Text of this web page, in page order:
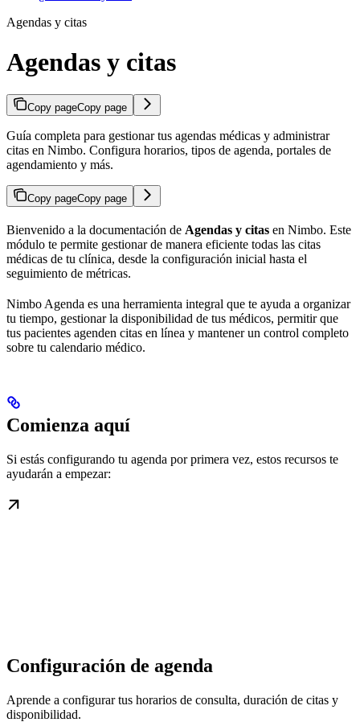
Agendas y citas
Agendas y citas
Copy pageCopy page
Guía completa para gestionar tus agendas médicas y administrar
citas en Nimbo. Configura horarios, tipos de agenda, portales de
agendamiento y más.
Copy pageCopy page
Bienvenido a la documentación de Agendas y citas en Nimbo. Este
módulo te permite gestionar de manera eficiente todas las citas
médicas de tu clínica, desde la configuración inicial hasta el
seguimiento de métricas.
Nimbo Agenda es una herramienta integral que te ayuda a organizar
tu tiempo, gestionar la disponibilidad de tus médicos, permitir que
tus pacientes agenden citas en línea y mantener un control completo
sobre tu calendario médico.
Comienza aquí
Si estás configurando tu agenda por primera vez, estos recursos te
ayudarán a empezar:
Configuración de agenda
Aprende a configurar tus horarios de consulta, duración de citas y
disponibilidad.